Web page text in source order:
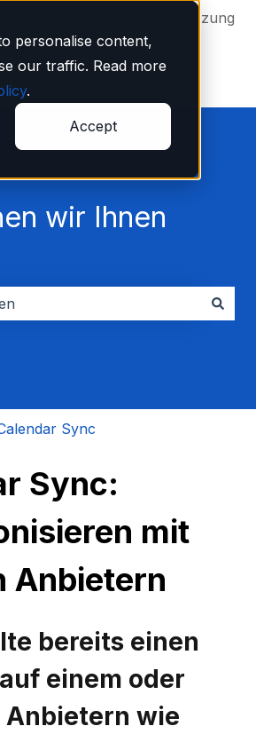
personalise content,
our traffic. Read more
.
Accept
für Übersetzungen anzeigen
Mehr Unterstützung
wir Ihnen
Sync
Sync:
mit
Anbietern
bereits einen
einem oder
Anbietern wie